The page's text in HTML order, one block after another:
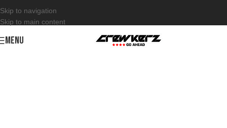
Skip to navigation
Skip to main content
MENU